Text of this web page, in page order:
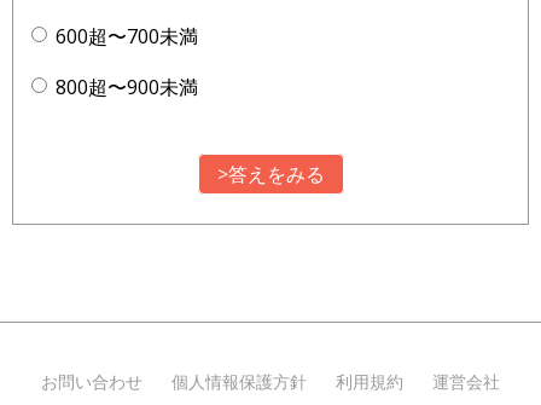
600超〜700未満
800超〜900未満
>答えをみる
お問い合わせ 個人情報保護方針 利用規約 運営会社